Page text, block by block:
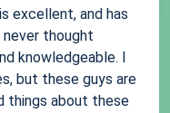
excellent, and has
thought
knowledgeable. I
but these guys are
things about these